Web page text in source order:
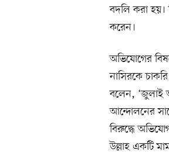
বদলি করা হয়।
করেন।
অভিযোগের
নাসিরকে
বলেন, ‘জুলাই
আন্দোলনের
বিরুদ্ধে
উল্লাহ একটি